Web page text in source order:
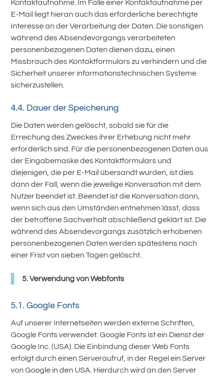
Kontaktaufnahme. Im Falle einer Kontaktaufnahme per
E-Mail liegt hieran auch das erforderliche berechtigte
Interesse an der Verarbeitung der Daten. Die sonstigen
während des Absendevorgangs verarbeiteten
personenbezogenen Daten dienen dazu, einen
Missbrauch des Kontaktformulars zu verhindern und die
Sicherheit unserer informationstechnischen Systeme
sicherzustellen.
4.4. Dauer der Speicherung
Die Daten werden gelöscht, sobald sie für die
Erreichung des Zweckes ihrer Erhebung nicht mehr
erforderlich sind. Für die personenbezogenen Daten aus
der Eingabemaske des Kontaktformulars und
diejenigen, die per E-Mail übersandt wurden, ist dies
dann der Fall, wenn die jeweilige Konversation mit dem
Nutzer beendet ist. Beendet ist die Konversation dann,
wenn sich aus den Umständen entnehmen lässt, dass
der betroffene Sachverhalt abschließend geklärt ist. Die
während des Absendevorgangs zusätzlich erhobenen
personenbezogenen Daten werden spätestens nach
einer Frist von sieben Tagen gelöscht.
5. Verwendung von Webfonts
5.1. Google Fonts
Auf unserer Internetseiten werden externe Schriften,
Google Fonts verwendet. Google Fonts ist ein Dienst der
Google Inc. (USA). Die Einbindung dieser Web Fonts
erfolgt durch einen Serveraufruf, in der Regel ein Server
von Google in den USA. Hierdurch wird an den Server